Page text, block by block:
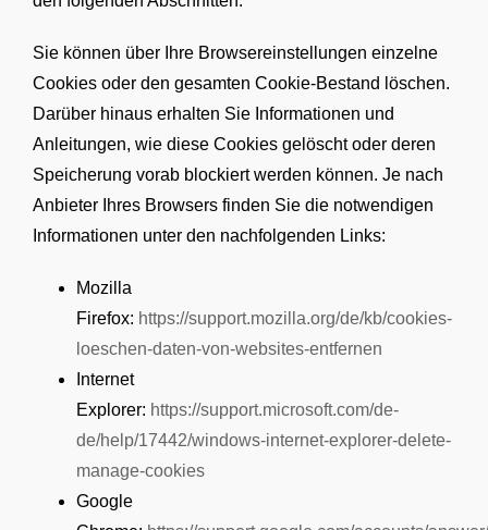
Sie können über Ihre Browsereinstellungen einzelne
Cookies oder den gesamten Cookie-Bestand löschen.
Darüber hinaus erhalten Sie Informationen und
Anleitungen, wie diese Cookies gelöscht oder deren
Speicherung vorab blockiert werden können. Je nach
Anbieter Ihres Browsers finden Sie die notwendigen
Informationen unter den nachfolgenden Links:
Mozilla
Firefox: https://support.mozilla.org/de/kb/cookies-
loeschen-daten-von-websites-entfernen
Internet
Explorer: https://support.microsoft.com/de-
de/help/17442/windows-internet-explorer-delete-
manage-cookies
Google